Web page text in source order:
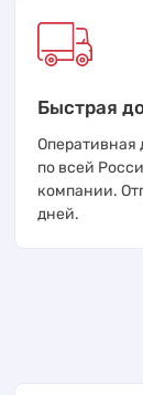
Быстрая
Оперативная
по всей
компании.
дней.